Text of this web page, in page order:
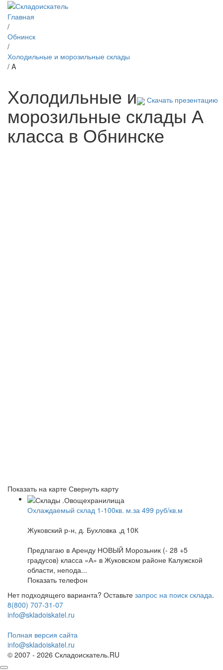
Главная
/
Обнинск
/
Холодильные и морозильные склады
/ A
Холодильные и
морозильные склады А
класса в Обнинске
Показать на карте Свернуть карту
Охлаждаемый склад 1-100кв. м.за 499 руб/кв.м
Жуковский р-н, д. Бухловка ,д 10К
Предлагаю в Аренду НОВЫЙ Морозьник (- 28 +5
градусов) класса «А» в Жуковском районе Калужской
области, непода...
Показать телефон
Скачать презентацию
Нет подходящего варианта? Оставьте запрос на поиск склада.
8(800) 707-31-07
info@skladoiskatel.ru
Полная версия сайта
info@skladoiskatel.ru
© 2007 - 2026 Складоискатель.RU